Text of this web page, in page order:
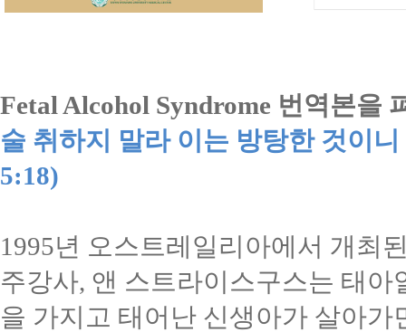
Fetal Alcohol Syndrome 번역본을
술 취하지 말라 이는 방탕한 것이
5:18)
1995년 오스트레일리아에서 개최
주강사, 앤 스트라이스구스는 태
을 가지고 태어난 신생아가 살아